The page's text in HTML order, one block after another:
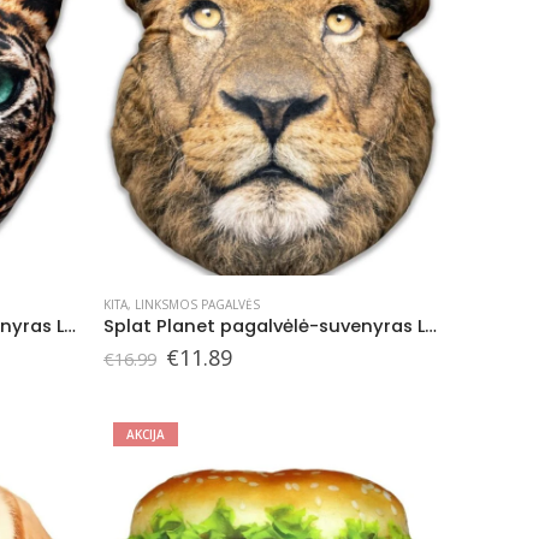
Splat Planet pagalvėlė-suvenyras LEOPARDAS
KITA, LINKSMOS PAGALVĖS
Splat Planet pagalvėlė-suvenyras LIŪTAS
€16.99 Original
€16.99.
€11.89Current
AKCIJA